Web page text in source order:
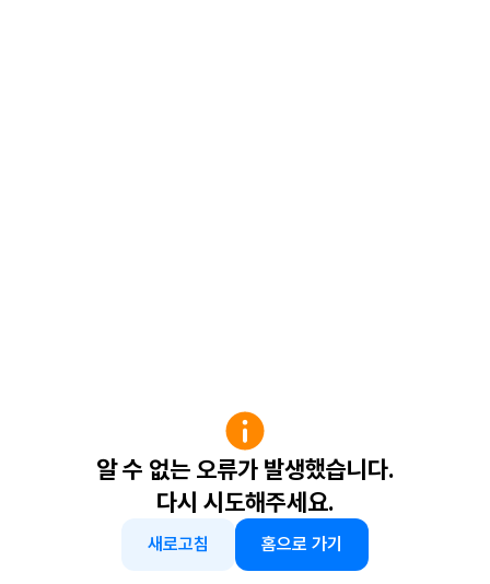
알 수 없는 오류가 발생했습니다.
다시 시도해주세요.
새로고침 홈으로 가기